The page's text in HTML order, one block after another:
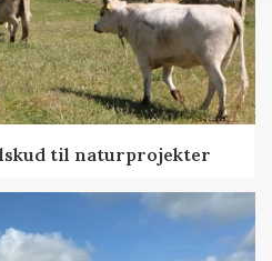
til naturprojekter